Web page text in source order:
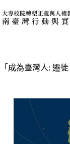
「成為臺灣人: 遷